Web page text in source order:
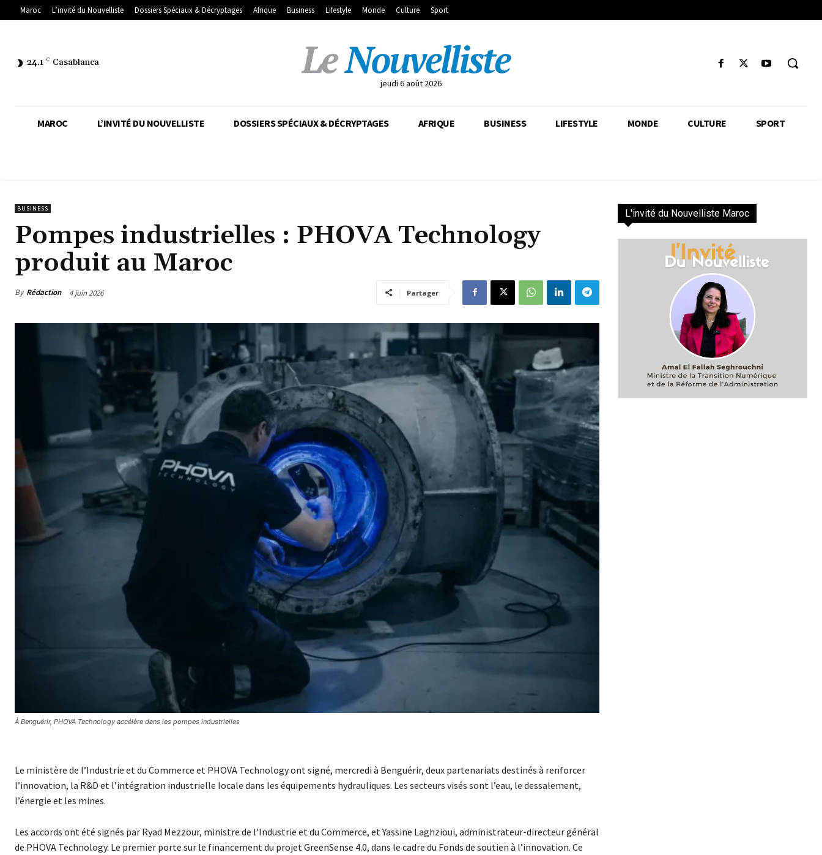
Maroc L’invité du Nouvelliste Dossiers Spéciaux & Décryptages Afrique Business Lifestyle Monde Culture Sport
24.1 C Casablanca
jeudi 6 août 2026
MAROC L’INVITÉ DU NOUVELLISTE DOSSIERS SPÉCIAUX & DÉCRYPTAGES AFRIQUE BUSINESS LIFESTYLE MONDE CULTURE SPORT
BUSINESS
Pompes industrielles : PHOVA Technology
produit au Maroc
By Rédaction 4 juin 2026 Partager
À Benguérir, PHOVA Technology accélère dans les pompes industrielles
Le ministère de l’Industrie et du Commerce et PHOVA Technology ont signé, mercredi à Benguérir, deux partenariats destinés à renforcer
l’innovation, la R&D et l’intégration industrielle locale dans les équipements hydrauliques. Les secteurs visés sont l’eau, le dessalement,
l’énergie et les mines.
Les accords ont été signés par Ryad Mezzour, ministre de l’Industrie et du Commerce, et Yassine Laghzioui, administrateur-directeur général
de PHOVA Technology. Le premier porte sur le financement du projet GreenSense 4.0, dans le cadre du Fonds de soutien à l’innovation. Ce
L'invité du Nouvelliste Maroc